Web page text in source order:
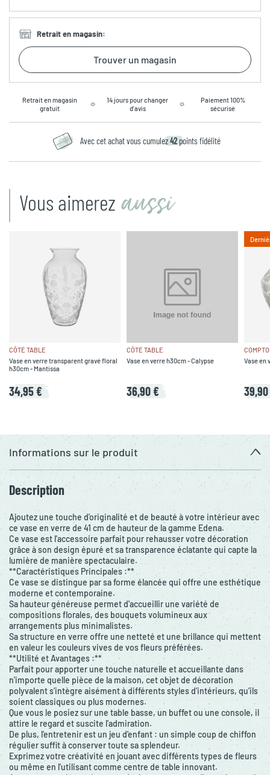
Retrait en magasin:
Trouver un magasin
Retrait en magasin
gratuit
14 jours pour changer
d’avis
Paiement 100%
sécurisé
Avec cet achat vous cumulez42 points fidélité
Vous aimerez aussi
CÔTÉ TABLE
Vase en verre transparent gravé floral
h30cm - Mantissa
34,95 €
CÔTÉ TABLE
Vase en verre h30cm - Calypse
36,90 €
Vase en
Informations sur le produit
Description
Ajoutez une touche d'originalité et de beauté à votre intérieur avec
ce vase en verre de 41 cm de hauteur de la gamme Edena.
Ce vase est l'accessoire parfait pour rehausser votre décoration
grâce à son design épuré et sa transparence éclatante qui capte la
lumière de manière spectaculaire.
**Caractéristiques Principales :**
Ce vase se distingue par sa forme élancée qui offre une esthétique
moderne et contemporaine.
Sa hauteur généreuse permet d'accueillir une variété de
compositions florales, des bouquets volumineux aux
arrangements plus minimalistes.
Sa structure en verre offre une netteté et une brillance qui mettent
en valeur les couleurs vives de vos fleurs préférées.
**Utilité et Avantages :**
Parfait pour apporter une touche naturelle et accueillante dans
n'importe quelle pièce de la maison, cet objet de décoration
polyvalent s’intègre aisément à différents styles d'intérieurs, qu’ils
soient classiques ou plus modernes.
Que vous le posiez sur une table basse, un buffet ou une console, il
attire le regard et suscite l'admiration.
De plus, l'entretenir est un jeu d'enfant : un simple coup de chiffon
régulier suffit à conserver toute sa splendeur.
Exprimez votre créativité en jouant avec différents types de fleurs
ou même en l'utilisant comme centre de table innovant.